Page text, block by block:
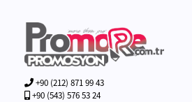
+90 (212) 871 99 43
+90 (543) 576 53 24